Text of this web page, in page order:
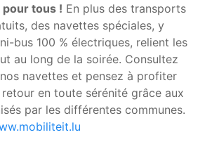
tous ! En plus des transports
des navettes spéciales, y
bus 100 % électriques, relient les
au long de la soirée. Consultez
navettes et pensez à profiter
retour en toute sérénité grâce aux
par les différentes communes.